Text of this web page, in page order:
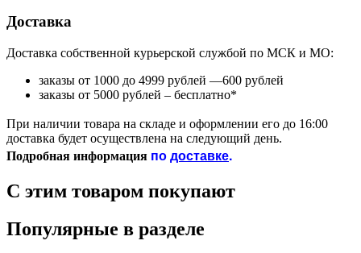
Доставка
Доставка собственной курьерской службой по МСК и МО:
заказы от 1000 до 4999 рублей —600 рублей
заказы от 5000 рублей – бесплатно*
При наличии товара на складе и оформлении его до 16:00
доставка будет осуществлена на следующий день.
Подробная информация подоставке.
С этим товаром покупают
Популярные в разделе